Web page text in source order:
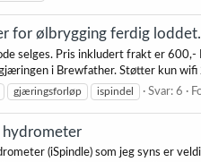
for ølbrygging ferdig loddet.
selges. Pris inkludert frakt er
i Brewfather. Støtter kun wifi
gjæringsforløp ispindel Svar: 6
hydrometer
(iSpindle) som jeg syns er